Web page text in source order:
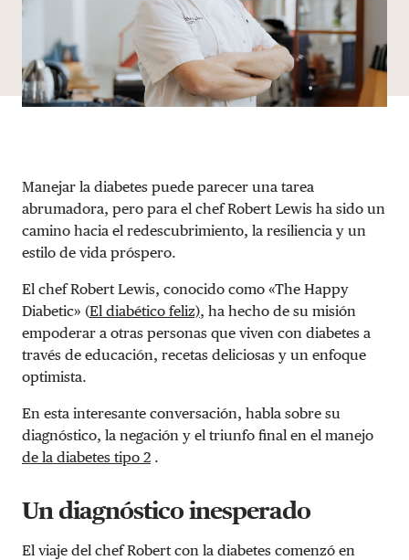
Manejar la diabetes puede parecer una tarea
abrumadora, pero para el chef Robert Lewis ha sido un
camino hacia el redescubrimiento, la resiliencia y un
estilo de vida próspero.
El chef Robert Lewis, conocido como «The Happy
Diabetic» (El diabético feliz), ha hecho de su misión
empoderar a otras personas que viven con diabetes a
través de educación, recetas deliciosas y un enfoque
optimista.
En esta interesante conversación, habla sobre su
diagnóstico, la negación y el triunfo final en el manejo
de la diabetes tipo 2 .
Un diagnóstico inesperado
El viaje del chef Robert con la diabetes comenzó en